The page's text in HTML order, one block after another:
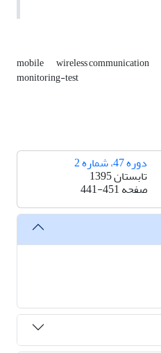
mobile wireless communication
monitoring-test
دوره 47، شماره 2
تابستان 1395
صفحه441-451